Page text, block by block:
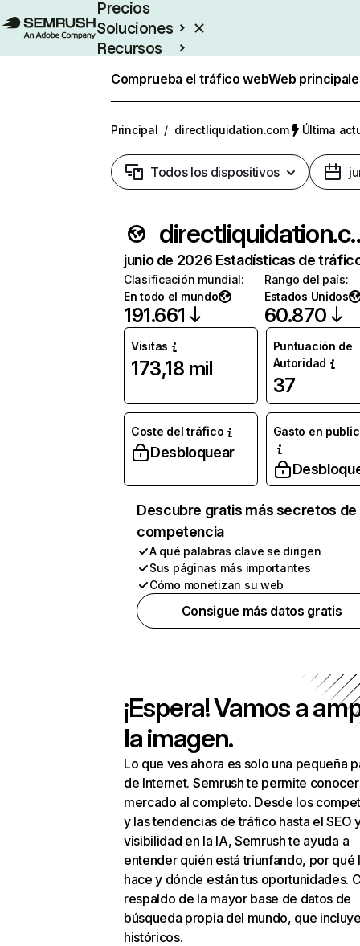
Precios
Soluciones
Recursos
Comprueba el tráfico webWeb
Principal / directliquidation.com Última
Todos los dispositivos
junio de 2026 Estadísticas de
Clasificación mundial:
En todo el mundo
191.661
Rango del país:
Estados Unidos
60.870
Visitas
173,18 mil
Puntuación de
Autoridad
37
Coste del tráfico
Desbloquear
Gasto en
Descubre gratis más secretos de
competencia
A qué palabras clave se dirigen
Sus páginas más importantes
Cómo monetizan su web
Consigue más datos gratis
¡Espera! Vamos a
la imagen.
Lo que ves ahora es solo una pequeña
de Internet. Semrush te permite
mercado al completo. Desde los
y las tendencias de tráfico hasta el SEO
visibilidad en la IA, Semrush te ayuda a
entender quién está triunfando, por qué
hace y dónde están tus oportunidades.
respaldo de la mayor base de datos de
búsqueda propia del mundo, que
históricos.